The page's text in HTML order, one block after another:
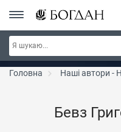
РОЗПРОДАЖ ~ 150 грн ~ 200
300 грн ~
Головна Наші автори -
Бевз